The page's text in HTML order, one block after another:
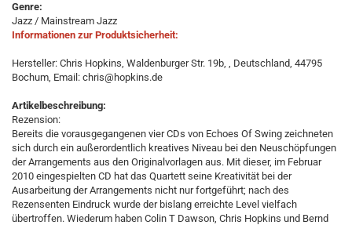
Genre:
Jazz / Mainstream Jazz
Informationen zur Produktsicherheit:
Hersteller: Chris Hopkins, Waldenburger Str. 19b, , Deutschland, 44795
Bochum, Email: chris@hopkins.de
Artikelbeschreibung:
Rezension:
Bereits die vorausgegangenen vier CDs von Echoes Of Swing zeichneten
sich durch ein außerordentlich kreatives Niveau bei den Neuschöpfungen
der Arrangements aus den Originalvorlagen aus. Mit dieser, im Februar
2010 eingespielten CD hat das Quartett seine Kreativität bei der
Ausarbeitung der Arrangements nicht nur fortgeführt; nach des
Rezensenten Eindruck wurde der bislang erreichte Level vielfach
übertroffen. Wiederum haben Colin T Dawson, Chris Hopkins und Bernd